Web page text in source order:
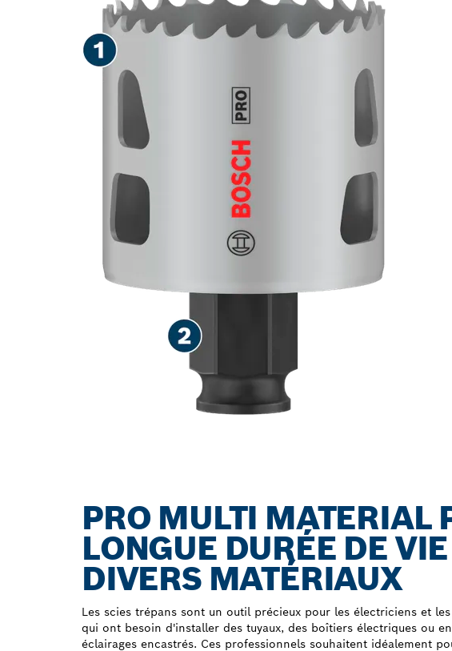
PRO MULTI MATERIAL
LONGUE DURÉE DE
DIVERS MATÉRIAUX
Les scies trépans sont un outil précieux pour les électriciens et
qui ont besoin d'installer des tuyaux, des boîtiers électriques ou
éclairages encastrés. Ces professionnels souhaitent idéalement